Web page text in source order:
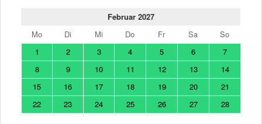
Februar 2027
Mo
Di Mi Do Fr Sa
So
1
2 3 4 5 6
7
8
9 10 11 12 13
14
15
16 17 18 19 20
21
22
23 24 25 26 27 28